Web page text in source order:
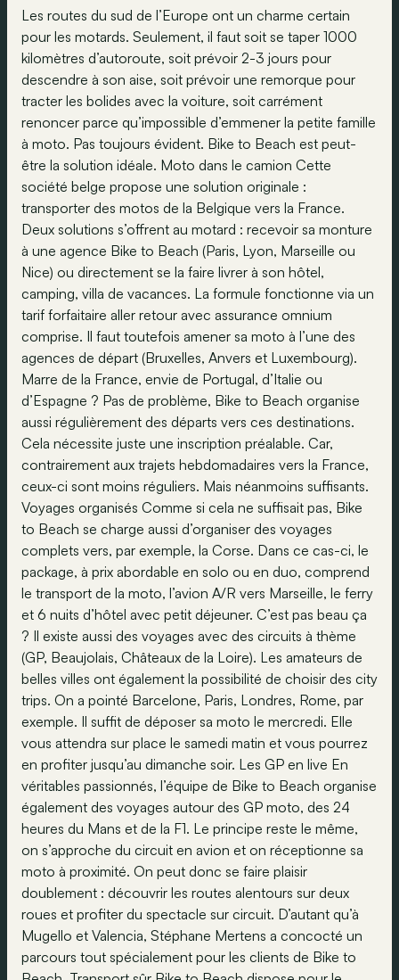
Les routes du sud de l’Europe ont un charme certain
pour les motards. Seulement, il faut soit se taper 1000
kilomètres d’autoroute, soit prévoir 2-3 jours pour
descendre à son aise, soit prévoir une remorque pour
tracter les bolides avec la voiture, soit carrément
renoncer parce qu’impossible d’emmener la petite famille
à moto. Pas toujours évident. Bike to Beach est peut-
être la solution idéale. Moto dans le camion Cette
société belge propose une solution originale :
transporter des motos de la Belgique vers la France.
Deux solutions s’offrent au motard : recevoir sa monture
à une agence Bike to Beach (Paris, Lyon, Marseille ou
Nice) ou directement se la faire livrer à son hôtel,
camping, villa de vacances. La formule fonctionne via un
tarif forfaitaire aller retour avec assurance omnium
comprise. Il faut toutefois amener sa moto à l’une des
agences de départ (Bruxelles, Anvers et Luxembourg).
Marre de la France, envie de Portugal, d’Italie ou
d’Espagne ? Pas de problème, Bike to Beach organise
aussi régulièrement des départs vers ces destinations.
Cela nécessite juste une inscription préalable. Car,
contrairement aux trajets hebdomadaires vers la France,
ceux-ci sont moins réguliers. Mais néanmoins suffisants.
Voyages organisés Comme si cela ne suffisait pas, Bike
to Beach se charge aussi d’organiser des voyages
complets vers, par exemple, la Corse. Dans ce cas-ci, le
package, à prix abordable en solo ou en duo, comprend
le transport de la moto, l’avion A/R vers Marseille, le ferry
et 6 nuits d’hôtel avec petit déjeuner. C’est pas beau ça
? Il existe aussi des voyages avec des circuits à thème
(GP, Beaujolais, Châteaux de la Loire). Les amateurs de
belles villes ont également la possibilité de choisir des city
trips. On a pointé Barcelone, Paris, Londres, Rome, par
exemple. Il suffit de déposer sa moto le mercredi. Elle
vous attendra sur place le samedi matin et vous pourrez
en profiter jusqu’au dimanche soir. Les GP en live En
véritables passionnés, l’équipe de Bike to Beach organise
également des voyages autour des GP moto, des 24
heures du Mans et de la F1. Le principe reste le même,
on s’approche du circuit en avion et on réceptionne sa
moto à proximité. On peut donc se faire plaisir
doublement : découvrir les routes alentours sur deux
roues et profiter du spectacle sur circuit. D’autant qu’à
Mugello et Valencia, Stéphane Mertens a concocté un
parcours tout spécialement pour les clients de Bike to